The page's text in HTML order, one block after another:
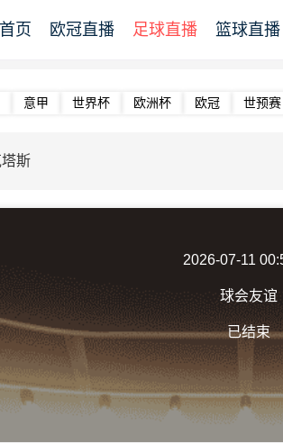
首页 欧冠直播 足球直播 篮球直播
意甲 世界杯 欧洲杯 欧冠 世预赛
斯
2026-07-11
球会友谊
已结束